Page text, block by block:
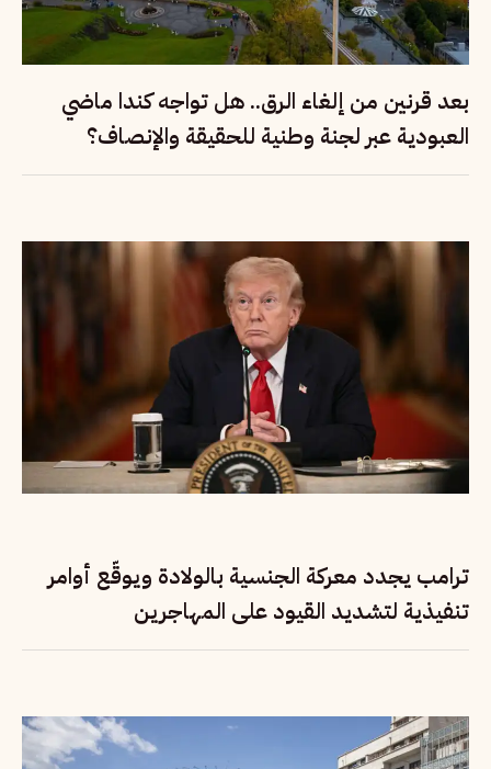
بعد قرنين من إلغاء الرق.. هل تواجه كندا ماضي
العبودية عبر لجنة وطنية للحقيقة والإنصاف؟
ترامب يجدد معركة الجنسية بالولادة ويوقّع أوامر
تنفيذية لتشديد القيود على المهاجرين